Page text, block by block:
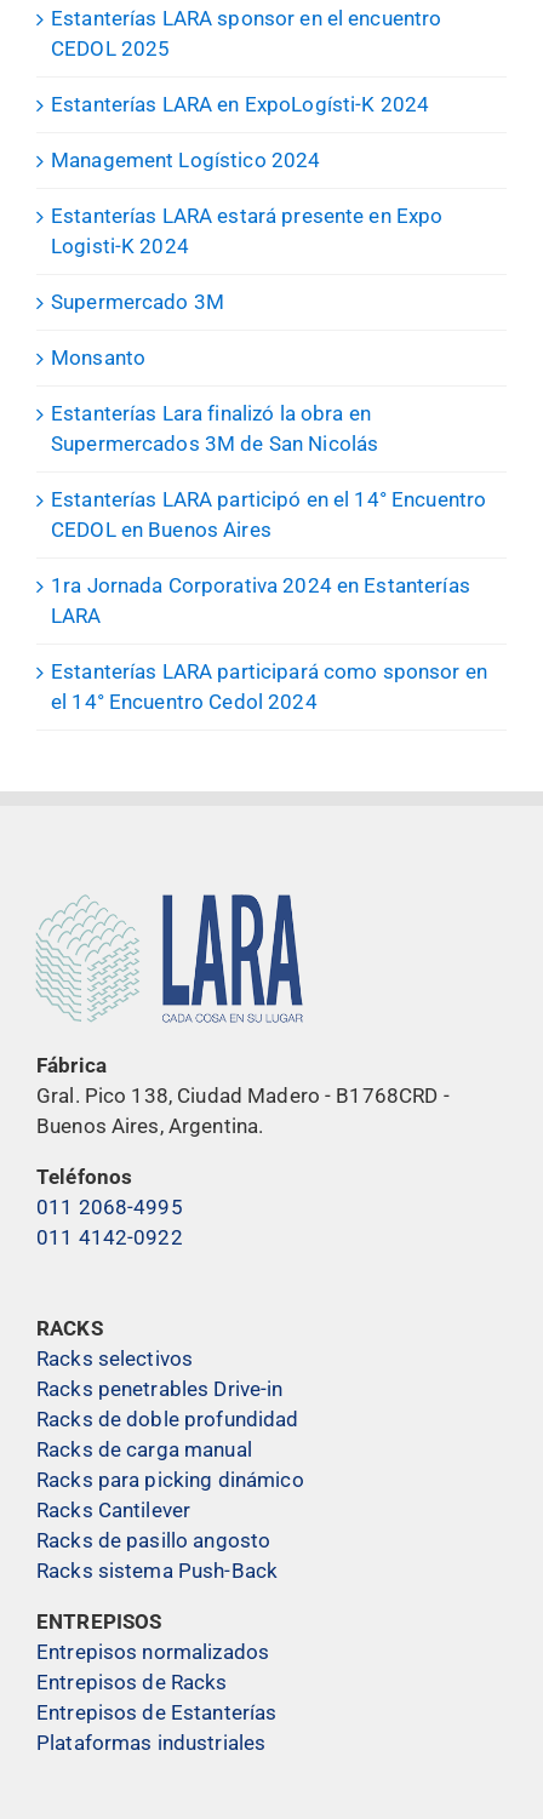
Estanterías LARA sponsor en el encuentro
CEDOL 2025
Estanterías LARA en ExpoLogísti-K 2024
Management Logístico 2024
Estanterías LARA estará presente en Expo
Logisti-K 2024
Supermercado 3M
Monsanto
Estanterías Lara finalizó la obra en
Supermercados 3M de San Nicolás
Estanterías LARA participó en el 14° Encuentro
CEDOL en Buenos Aires
1ra Jornada Corporativa 2024 en Estanterías
LARA
Estanterías LARA participará como sponsor en
el 14° Encuentro Cedol 2024
Fábrica
Gral. Pico 138, Ciudad Madero - B1768CRD -
Buenos Aires, Argentina.
Teléfonos
011 2068-4995
011 4142-0922
RACKS
Racks selectivos
Racks penetrables Drive-in
Racks de doble profundidad
Racks de carga manual
Racks para picking dinámico
Racks Cantilever
Racks de pasillo angosto
Racks sistema Push-Back
ENTREPISOS
Entrepisos normalizados
Entrepisos de Racks
Entrepisos de Estanterías
Plataformas industriales